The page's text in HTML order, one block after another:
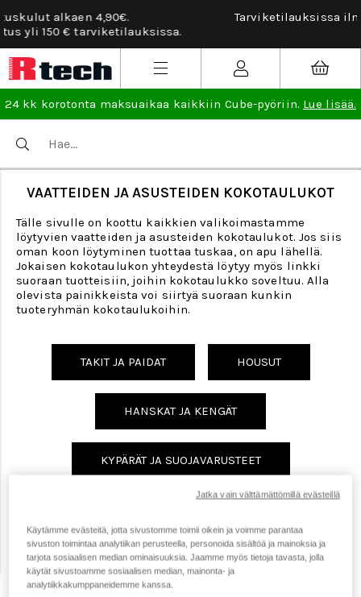
Tarviketilauksissa ilmainen vaihto- ja palautusoikeus.Lue
lisää
24 kk korotonta maksuaikaa kaikkiin Cube-pyöriin. Lue lisää.
VAATTEIDEN JA ASUSTEIDEN KOKOTAULUKOT
Tälle sivulle on koottu kaikkien valikoimastamme
löytyvien vaatteiden ja asusteiden kokotaulukot. Jos siis
oman koon löytyminen tuottaa tuskaa, on apu lähellä.
Jokaisen kokotaulukon yhteydestä löytyy myös linkki
suoraan tuotteisiin, joihin kokotaulukko soveltuu. Alla
olevista painikkeista voi siirtyä suoraan kunkin
tuoteryhmän kokotaulukoihin.
TAKIT JA PAIDAT HOUSUT
HANSKAT JA KENGÄT
KYPÄRÄT JA SUOJAVARUSTEET
MIESTEN TAKIT JA PAIDAT
Käytämme evästeitä, jotta sivustomme toimii oikein ja voimme parantaa
sivuston toimintaa analytiikan perusteella, personoida sisältöä ja mainoksia ja
tarjota sosiaalisen median ominaisuuksia. Jaamme myös tietoja tavasta, jolla
käytät sivustoamme sosiaalisen median, mainonta- ja
analytiikkakumppaneidemme kanssa.
Jatka vain välttämättömillä evästeillä